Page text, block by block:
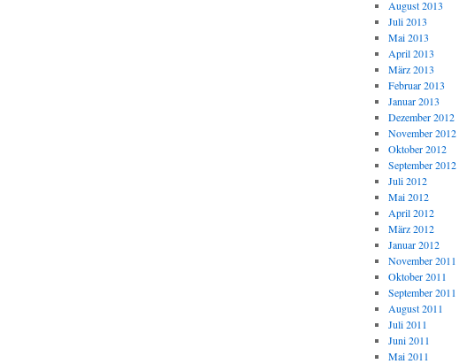
August 2013
Juli 2013
Mai 2013
April 2013
März 2013
Februar 2013
Januar 2013
Dezember 2012
November 2012
Oktober 2012
September 2012
Juli 2012
Mai 2012
April 2012
März 2012
Januar 2012
November 2011
Oktober 2011
September 2011
August 2011
Juli 2011
Juni 2011
Mai 2011